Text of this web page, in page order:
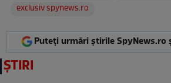
exclusiv spynews.ro
Puteți urmări știrile SpyNews.ro
ȘTIRI